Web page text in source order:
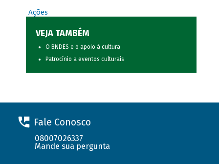
Ações
VEJA TAMBÉM
O BNDES e o apoio à cultura
Patrocínio a eventos culturais
Fale Conosco
08007026337
Mande sua pergunta